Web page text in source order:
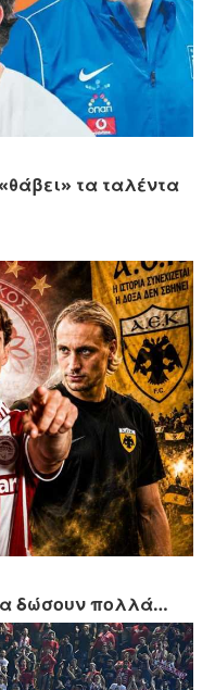
τα ταλέντα
δώσουν πολλά…